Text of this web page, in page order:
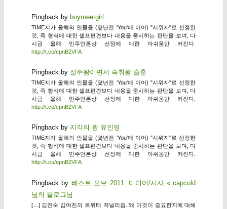
Pingback by boymeetgirl
TIME지가 올해의 인물을 (몇년전 'You'에 이어) "시위자"로 선정한
것, 즉 형식에 대한 셀프편견보다 내용을 중시하는 판단을 보며, 다
시금 올해 민주언론상 선정에 대한 아쉬움만 커진다.
http://t.co/epnB2VFA
Pingback by 절주왕이면서 숙취왕 슬훈
TIME지가 올해의 인물을 (몇년전 'You'에 이어) "시위자"로 선정한
것, 즉 형식에 대한 셀프편견보다 내용을 중시하는 판단을 보며, 다
시금 올해 민주언론상 선정에 대한 아쉬움만 커진다.
http://t.co/epnB2VFA
Pingback by 지각의 왕 유인영
TIME지가 올해의 인물을 (몇년전 'You'에 이어) "시위자"로 선정한
것, 즉 형식에 대한 셀프편견보다 내용을 중시하는 판단을 보며, 다
시금 올해 민주언론상 선정에 대한 아쉬움만 커진다.
http://t.co/epnB2VFA
Pingback by 베스트 오브 2011: 미디어/시사 « capcold
님의 블로그님
[…] 김진숙 김여진의 트위터 저널리즘. 왜 이것이 중요한지에 대해